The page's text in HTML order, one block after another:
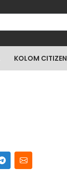
KOLOM CITIZEN